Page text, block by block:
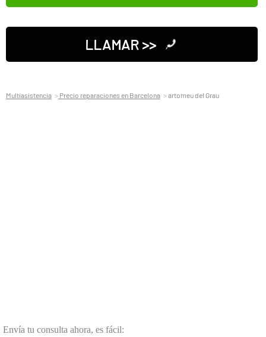
LLAMAR >>
Multiasistencia Precio reparaciones en Barcelona artomeu del Grau
Envía tu consulta ahora, es fácil: